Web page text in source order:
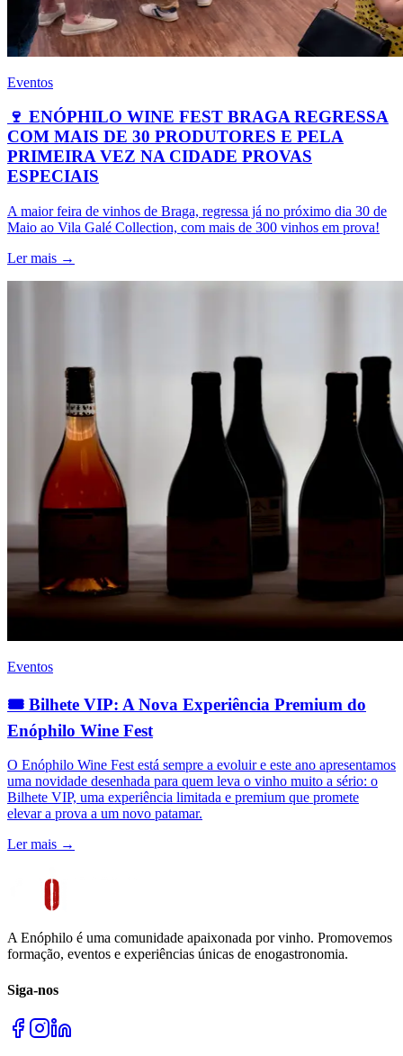
Eventos
🍷 ENÓPHILO WINE FEST BRAGA REGRESSA
COM MAIS DE 30 PRODUTORES E PELA
PRIMEIRA VEZ NA CIDADE PROVAS
ESPECIAIS
A maior feira de vinhos de Braga, regressa já no próximo dia 30 de
Maio ao Vila Galé Collection, com mais de 300 vinhos em prova!
Ler mais →
Eventos
🎟️ Bilhete VIP: A Nova Experiência Premium do
Enóphilo Wine Fest
O Enóphilo Wine Fest está sempre a evoluir e este ano apresentamos
uma novidade desenhada para quem leva o vinho muito a sério: o
Bilhete VIP, uma experiência limitada e premium que promete
elevar a prova a um novo patamar.
Ler mais →
A Enóphilo é uma comunidade apaixonada por vinho. Promovemos
formação, eventos e experiências únicas de enogastronomia.
Siga-nos